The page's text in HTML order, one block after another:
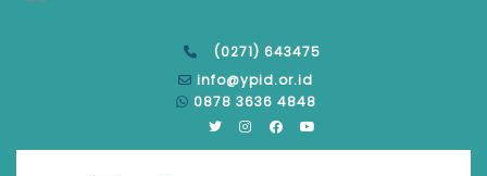
(0271) 643475
info@ypid.or.id
0878 3636 4848